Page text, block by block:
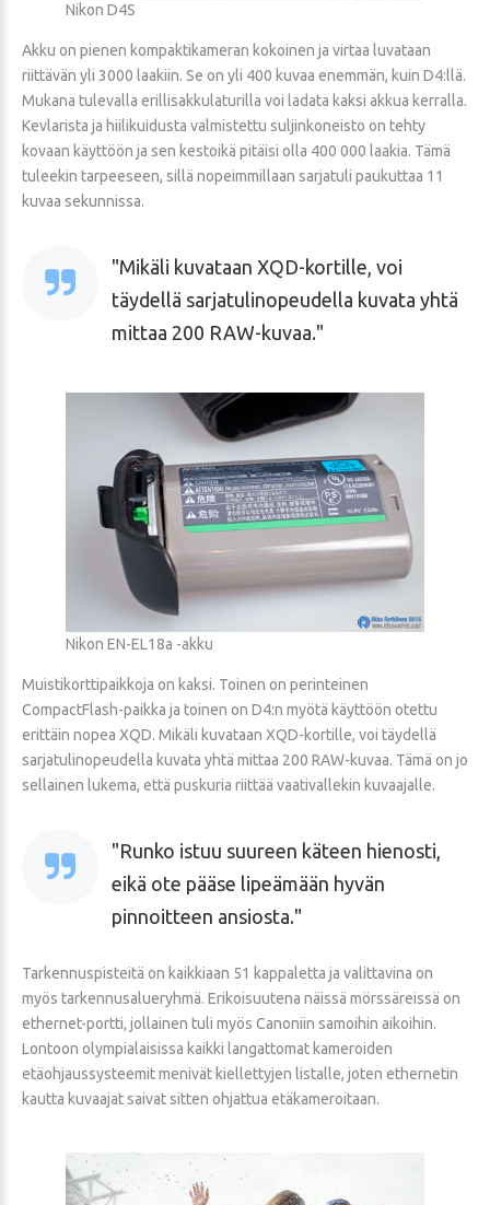
Nikon D4S
Akku on pienen kompaktikameran kokoinen ja virtaa luvataan
riittävän yli 3000 laakiin. Se on yli 400 kuvaa enemmän, kuin D4:llä.
Mukana tulevalla erillisakkulaturilla voi ladata kaksi akkua kerralla.
Kevlarista ja hiilikuidusta valmistettu suljinkoneisto on tehty
kovaan käyttöön ja sen kestoikä pitäisi olla 400 000 laakia. Tämä
tuleekin tarpeeseen, sillä nopeimmillaan sarjatuli paukuttaa 11
kuvaa sekunnissa.
Mikäli kuvataan XQD-kortille, voi
täydellä sarjatulinopeudella kuvata yhtä
mittaa 200 RAW-kuvaa.
Nikon EN-EL18a -akku
Muistikorttipaikkoja on kaksi. Toinen on perinteinen
CompactFlash-paikka ja toinen on D4:n myötä käyttöön otettu
erittäin nopea XQD. Mikäli kuvataan XQD-kortille, voi täydellä
sarjatulinopeudella kuvata yhtä mittaa 200 RAW-kuvaa. Tämä on jo
sellainen lukema, että puskuria riittää vaativallekin kuvaajalle.
Runko istuu suureen käteen hienosti,
eikä ote pääse lipeämään hyvän
pinnoitteen ansiosta.
Tarkennuspisteitä on kaikkiaan 51 kappaletta ja valittavina on
myös tarkennusalueryhmä. Erikoisuutena näissä mörssäreissä on
ethernet-portti, jollainen tuli myös Canoniin samoihin aikoihin.
Lontoon olympialaisissa kaikki langattomat kameroiden
etäohjaussysteemit menivät kiellettyjen listalle, joten ethernetin
kautta kuvaajat saivat sitten ohjattua etäkameroitaan.